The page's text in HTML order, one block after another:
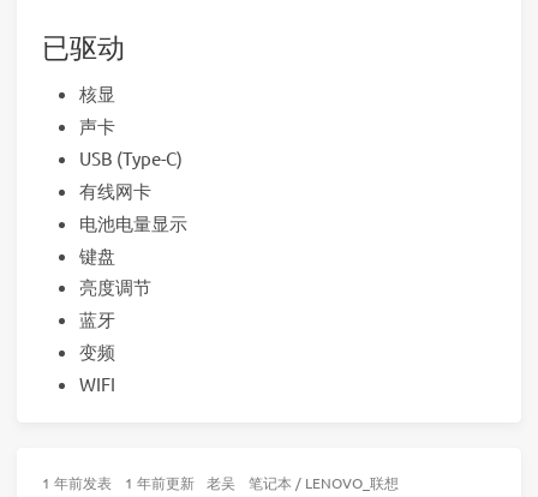
已驱动
核显
声卡
USB (Type-C)
有线网卡
电池电量显示
键盘
亮度调节
蓝牙
变频
WIFI
1 年前发表 1 年前更新 老吴 笔记本/ LENOVO_联想